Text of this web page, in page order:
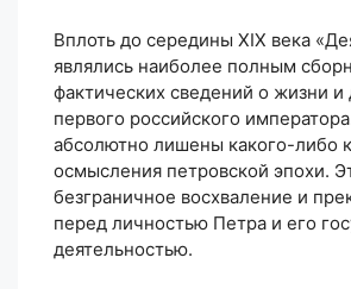
Вплоть до середины XIX века
являлись наиболее полным
фактических сведений о жизни и
первого российского
абсолютно лишены какого-либо
осмысления петровской эпохи.
безграничное восхваление и
перед личностью Петра и его
деятельностью.